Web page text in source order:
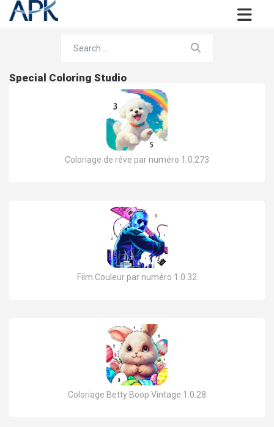
Special Coloring Studio
Coloriage de rêve par numéro 1.0.273
Film Couleur par numéro 1.0.32
Coloriage Betty Boop Vintage 1.0.28